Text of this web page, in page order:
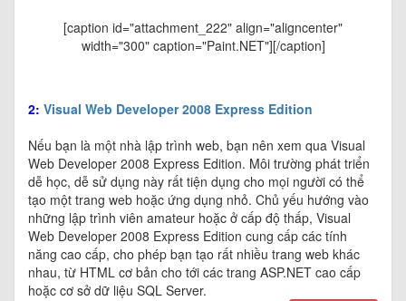
[caption id="attachment_222" align="aligncenter"
width="300" caption="Paint.NET"][/caption]
2: Visual Web Developer 2008 Express Edition
Nếu bạn là một nhà lập trình web, bạn nên xem qua Visual
Web Developer 2008 Express Edition. Môi trường phát triển
dễ học, dễ sử dụng này rất tiện dụng cho mọi người có thể
tạo một trang web hoặc ứng dụng nhỏ. Chủ yếu hướng vào
những lập trình viên amateur hoặc ở cấp độ thấp, Visual
Web Developer 2008 Express Edition cung cấp các tính
năng cao cấp, cho phép bạn tạo rất nhiều trang web khác
nhau, từ HTML cơ bản cho tới các trang ASP.NET cao cấp
hoặc cơ sở dữ liệu SQL Server.